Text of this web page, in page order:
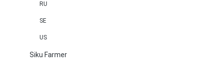
RU
SE
US
Siku Farmer